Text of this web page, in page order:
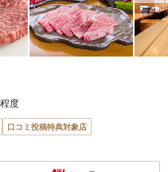
度
口コミ投稿特典対象店